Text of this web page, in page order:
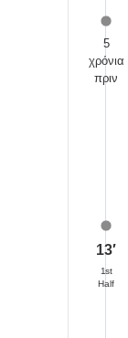
5
χρόνια
πριν
13′
1st
Half